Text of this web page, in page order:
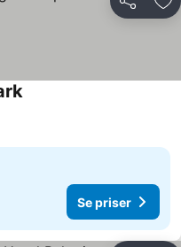
Del
Se priser
Se priser